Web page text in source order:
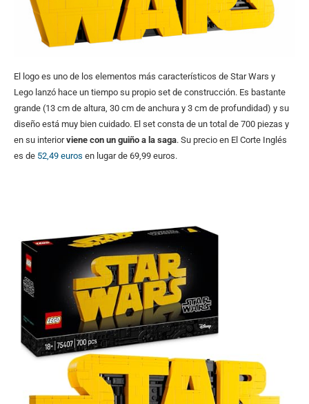
El logo es uno de los elementos más característicos de Star Wars y
Lego lanzó hace un tiempo su propio set de construcción. Es bastante
grande (13 cm de altura, 30 cm de anchura y 3 cm de profundidad) y su
diseño está muy bien cuidado. El set consta de un total de 700 piezas y
en su interiorviene con un guiño a la saga. Su precio en El Corte Inglés
es de 52,49 euros en lugar de 69,99 euros.